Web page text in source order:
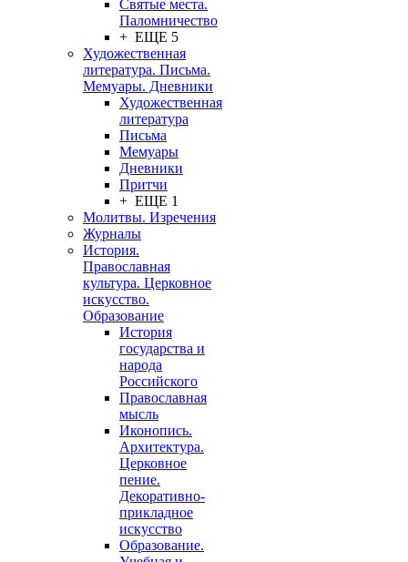
Святые места.
Паломничество
+ ЕЩЕ 5
Художественная
литература. Письма.
Мемуары. Дневники
Художественная
литература
Письма
Мемуары
Дневники
Притчи
+ ЕЩЕ 1
Молитвы. Изречения
Журналы
История.
Православная
культура. Церковное
искусство.
Образование
История
государства и
народа
Российского
Православная
мысль
Иконопись.
Архитектура.
Церковное
пение.
Декоративно-
прикладное
искусство
Образование.